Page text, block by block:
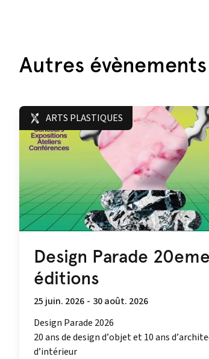
Autres
ARTS PLASTIQUES
Design Parade 20eme
éditions
25 juin. 2026 - 30 août. 2026
Design Parade 2026
20 ans de design d’objet et 10 ans
d’intérieur